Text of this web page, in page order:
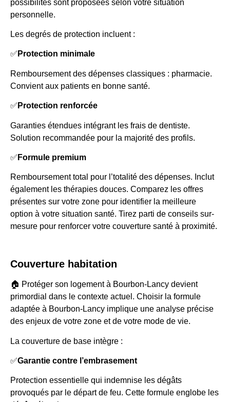
possibilités sont proposées selon votre situation
personnelle.
Les degrés de protection incluent :
✅ Protection minimale
Remboursement des dépenses classiques : pharmacie.
Convient aux patients en bonne santé.
✅ Protection renforcée
Garanties étendues intégrant les frais de dentiste.
Solution recommandée pour la majorité des profils.
✅ Formule premium
Remboursement total pour l’totalité des dépenses. Inclut
également les thérapies douces. Comparez les offres
présentes sur votre zone pour identifier la meilleure
option à votre situation santé. Tirez parti de conseils sur-
mesure pour renforcer votre couverture santé à proximité.
Couverture habitation
🏠 Protéger son logement à Bourbon-Lancy devient
primordial dans le contexte actuel. Choisir la formule
adaptée à Bourbon-Lancy implique une analyse précise
des enjeux de votre zone et de votre mode de vie.
La couverture de base intègre :
✅Garantie contre l’embrasement
Protection essentielle qui indemnise les dégâts
provoqués par le départ de feu. Cette formule englobe les